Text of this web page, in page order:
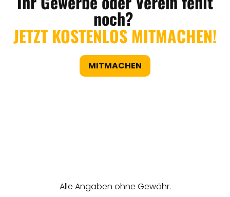
noch?
JETZT KOSTENLOS MITMACHEN!
MITMACHEN